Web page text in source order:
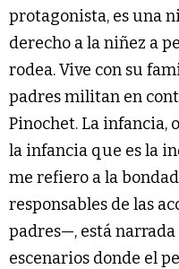
protagonista, es una
derecho a la niñez a
rodea. Vive con su
padres militan en
Pinochet. La infancia,
la infancia que es la
me refiero a la
responsables de las
padres—, está
escenarios donde el